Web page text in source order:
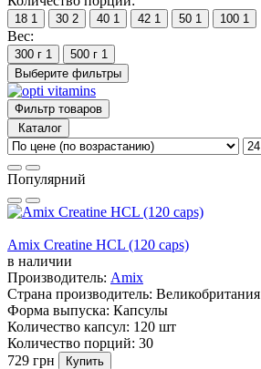
18 1 30 2 40 1 42 1 50 1 100 1
Вес:
300 г 1 500 г 1
Выберите фильтры
Фильтр товаров
Каталог
Популярний
Amix Creatine HCL (120 caps)
в наличии
Производитель: Amix
Страна производитель: Великобритания
Форма выпуска: Капсулы
Количество капсул: 120 шт
Количество порций: 30
729 грн
Купить